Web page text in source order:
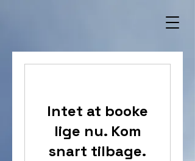
Intet at booke
lige nu. Kom
snart tilbage.